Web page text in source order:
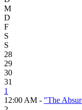
M
D
F
S
S
28
29
30
31
1
12:00 AM - "The